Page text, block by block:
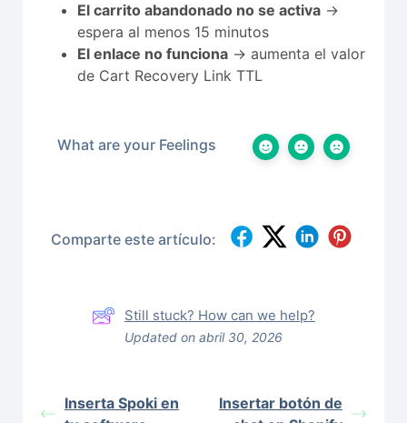
El carrito abandonado no se activa →
espera al menos 15 minutos
El enlace no funciona → aumenta el valor
de Cart Recovery Link TTL
What are your Feelings
Comparte este artículo:
Still stuck? How can we help?
Updated on abril 30, 2026
Inserta Spoki en
Insertar botón de